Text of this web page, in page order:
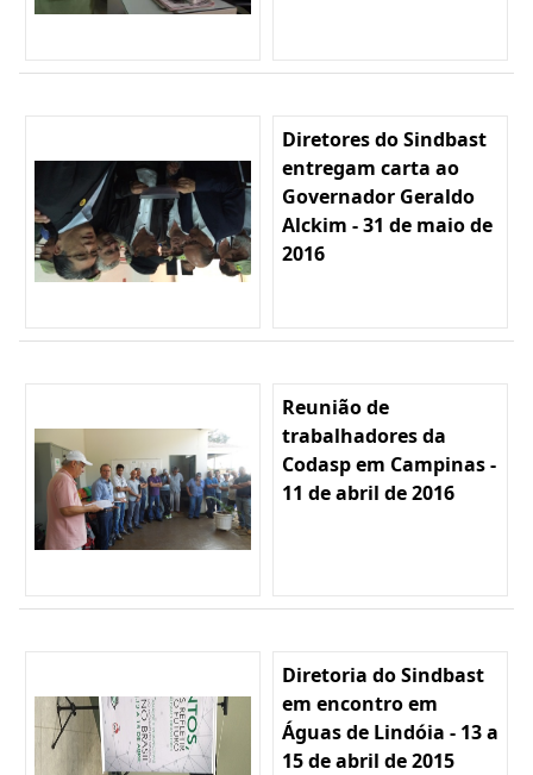
Diretores do Sindbast
entregam carta ao
Governador Geraldo
Alckim - 31 de maio de
2016
Reunião de
trabalhadores da
Codasp em Campinas -
11 de abril de 2016
Diretoria do Sindbast
em encontro em
Águas de Lindóia - 13 a
15 de abril de 2015